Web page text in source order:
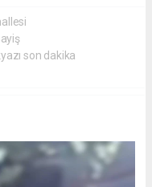
son dakika